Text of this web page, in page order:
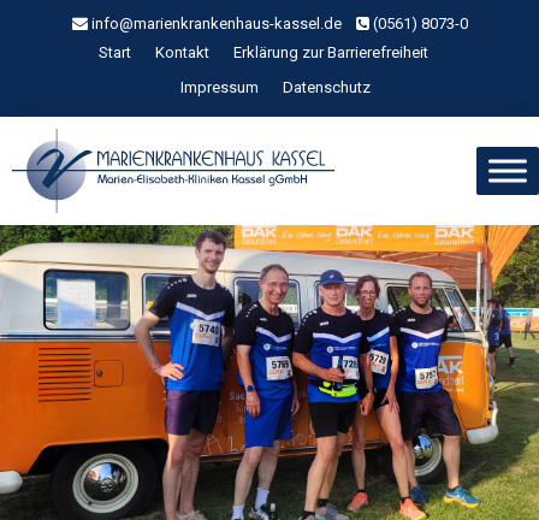
info@marienkrankenhaus-kassel.de
(0561) 8073-0
Start
Kontakt
Erklärung zur Barrierefreiheit
Impressum
Datenschutz